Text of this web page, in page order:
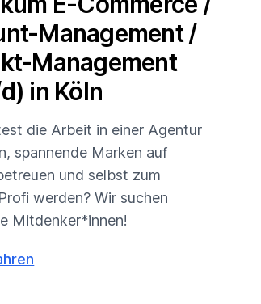
Management /
Management
in Köln
die Arbeit in einer Agentur
spannende Marken auf
und selbst zum
werden? Wir suchen
Mitdenker*innen!